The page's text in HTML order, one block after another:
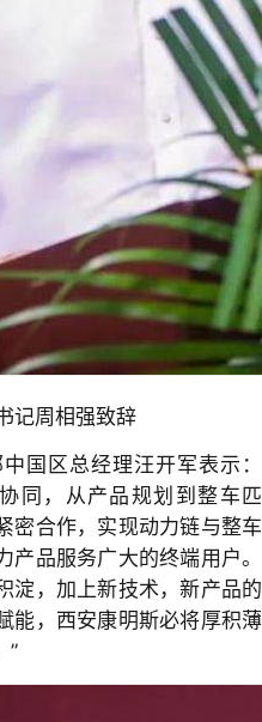
记周相强致辞
国区总经理汪开军表示：
同，从产品规划到整车匹
密合作，实现动力链与整车
品服务广大的终端用户。
淀，加上新技术，新产品的
能，西安康明斯必将厚积薄
”